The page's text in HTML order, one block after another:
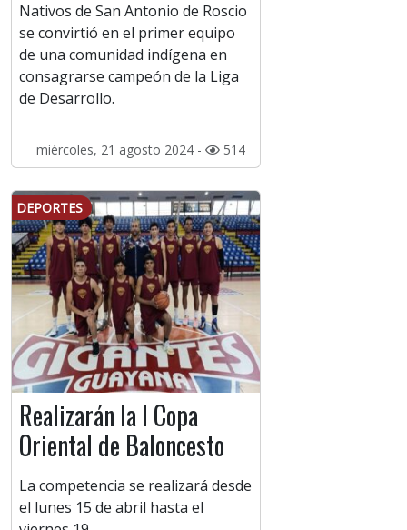
Nativos de San Antonio de Roscio
se convirtió en el primer equipo
de una comunidad indígena en
consagrarse campeón de la Liga
de Desarrollo.
miércoles, 21 agosto 2024 - 514
DEPORTES
Realizarán la I Copa
Oriental de Baloncesto
La competencia se realizará desde
el lunes 15 de abril hasta el